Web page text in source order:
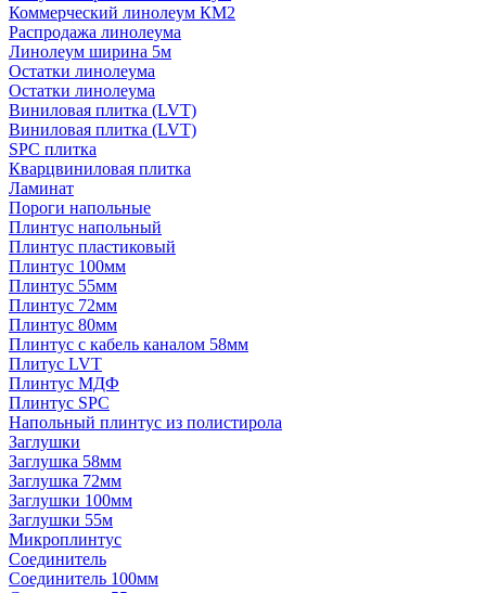
Коммерческий линолеум КМ2
Распродажа линолеума
Линолеум ширина 5м
Остатки линолеума
Остатки линолеума
Виниловая плитка (LVT)
Виниловая плитка (LVT)
SPC плитка
Кварцвиниловая плитка
Ламинат
Пороги напольные
Плинтус напольный
Плинтус пластиковый
Плинтус 100мм
Плинтус 55мм
Плинтус 72мм
Плинтус 80мм
Плинтус с кабель каналом 58мм
Плитус LVT
Плинтус МДФ
Плинтус SPC
Напольный плинтус из полистирола
Заглушки
Заглушка 58мм
Заглушка 72мм
Заглушки 100мм
Заглушки 55м
Микроплинтус
Соединитель
Соединитель 100мм